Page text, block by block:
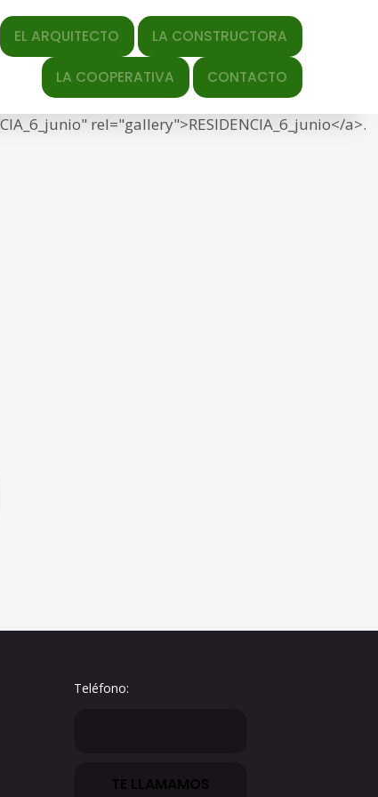
LA CONSTRUCTORA
CONTACTO
datetime="2021-06-
06/RESIDENCIA_6_junio.png" title="Link to
rel="gallery">RESIDENCIA_6_junio</a>.
Teléfono: